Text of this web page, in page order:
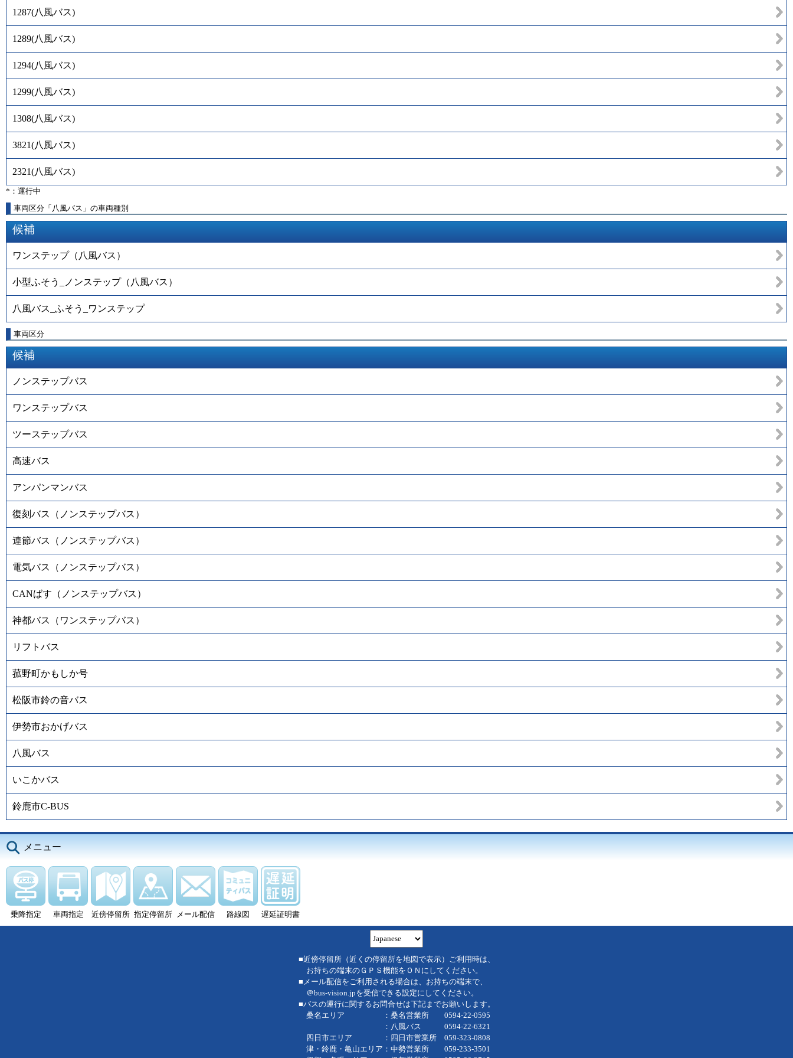
1287(八風バス)
1289(八風バス)
1294(八風バス)
1299(八風バス)
1308(八風バス)
3821(八風バス)
2321(八風バス)
*：運行中
車両区分「八風バス」の車両種別
候補
ワンステップ（八風バス）
小型ふそう_ノンステップ（八風バス）
八風バス_ふそう_ワンステップ
車両区分
候補
ノンステップバス
ワンステップバス
ツーステップバス
高速バス
アンパンマンバス
復刻バス（ノンステップバス）
連節バス（ノンステップバス）
電気バス（ノンステップバス）
CANばす（ノンステップバス）
神都バス（ワンステップバス）
リフトバス
菰野町かもしか号
松阪市鈴の音バス
伊勢市おかげバス
八風バス
いこかバス
鈴鹿市C-BUS
メニュー
乗降指定 車両指定 近傍停留所 指定停留所 メール配信 路線図 遅延証明書
■近傍停留所（近くの停留所を地図で表示）ご利用時は、
お持ちの端末のＧＰＳ機能をＯＮにしてください。
■メール配信をご利用される場合は、お持ちの端末で、
＠bus-vision.jpを受信できる設定にしてください。
■バスの運行に関するお問合せは下記までお願いします。
桑名エリア ：桑名営業所 0594-22-0595
：八風バス 0594-22-6321
四日市エリア ：四日市営業所 059-323-0808
津・鈴鹿・亀山エリア：中勢営業所 059-233-3501